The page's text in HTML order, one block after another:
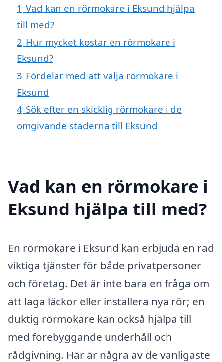
1 Vad kan en rörmokare i Eksund hjälpa
till med?
2 Hur mycket kostar en rörmokare i
Eksund?
3 Fördelar med att välja rörmokare i
Eksund
4 Sök efter en skicklig rörmokare i de
omgivande städerna till Eksund
Vad kan en rörmokare i
Eksund hjälpa till med?
En rörmokare i Eksund kan erbjuda en rad
viktiga tjänster för både privatpersoner
och företag. Det är inte bara en fråga om
att laga läckor eller installera nya rör; en
duktig rörmokare kan också hjälpa till
med förebyggande underhåll och
rådgivning. Här är några av de vanligaste